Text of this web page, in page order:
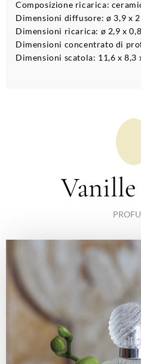
Composizione ricarica:
Dimensioni diffusore: ø 3,9 x 2
Dimensioni ricarica: ø 2,9 x
Dimensioni concentrato di
Dimensioni scatola: 11,6 x 8,3